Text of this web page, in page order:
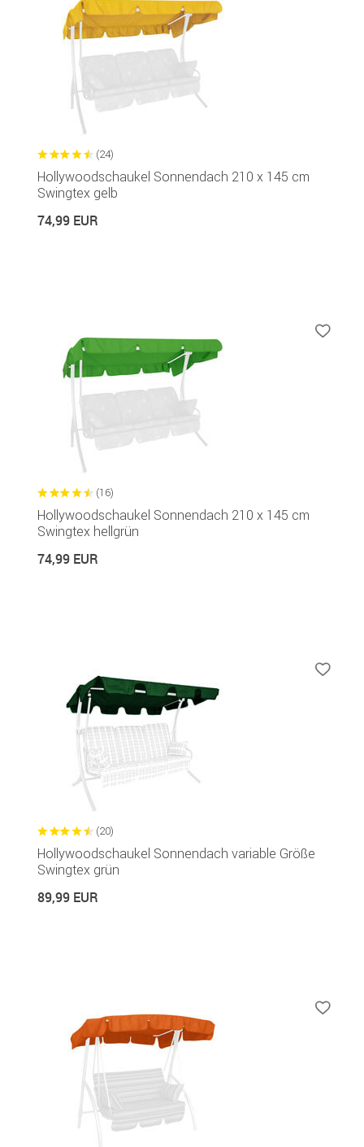
(24)
Hollywoodschaukel Sonnendach 210 x 145 cm
Swingtex gelb
74,99 EUR
(16)
Hollywoodschaukel Sonnendach 210 x 145 cm
Swingtex hellgrün
74,99 EUR
(20)
Hollywoodschaukel Sonnendach variable Größe
Swingtex grün
89,99 EUR